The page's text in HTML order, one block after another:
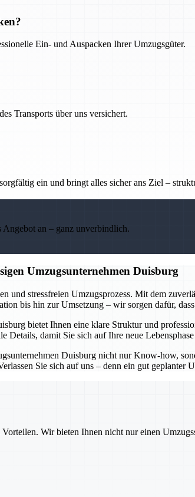
Ein- und Auspacken Ihrer Umzugsgüter.
Transports über uns versichert.
ein und bringt alles sicher ans Ziel –
an – ganz unverbindlich.
Umzugsunternehmen Duisburg
und stressfreien Umzugsprozess. Mit dem
bis hin zur Umsetzung – wir sorgen dafür,
bietet Ihnen eine klare Struktur und
damit Sie sich auf Ihre neue
Duisburg nicht nur Know-how,
Sie sich auf uns – denn ein gut geplanter
Wir bieten Ihnen nicht nur einen